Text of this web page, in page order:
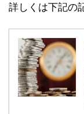
詳しくは下記の